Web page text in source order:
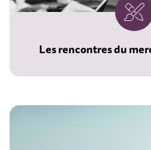
Les rencontres du